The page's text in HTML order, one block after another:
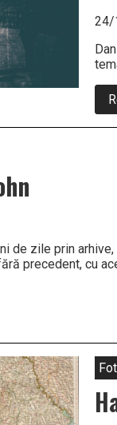
24/
de zile prin
precedent, cu